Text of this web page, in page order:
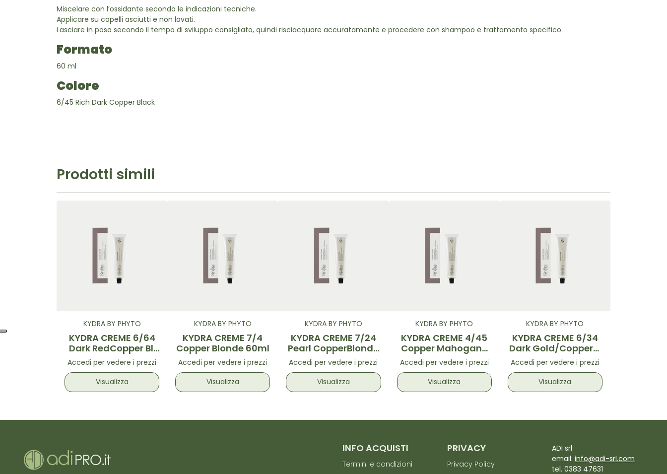
Miscelare con l’ossidante secondo le indicazioni tecniche.
Applicare su capelli asciutti e non lavati.
Lasciare in posa secondo il tempo di sviluppo consigliato, quindi risciacquare accuratamente e procedere con shampoo e trattamento specifico.
Formato
60 ml
Colore
6/45 Rich Dark Copper Black
Prodotti simili
KYDRA BY PHYTO
KYDRA CREME 6/64
Dark RedCopper Bl.
60ML
Accedi per vedere i prezzi
Visualizza
KYDRA BY PHYTO
KYDRA CREME 7/4
Copper Blonde 60ml
Accedi per vedere i prezzi
Visualizza
KYDRA BY PHYTO
KYDRA CREME 7/24
Pearl CopperBlonde
60ML
Accedi per vedere i prezzi
Visualizza
KYDRA BY PHYTO
KYDRA CREME 4/45
Copper Mahogany
Br 60ml
Accedi per vedere i prezzi
Visualizza
KYDRA BY PHYTO
KYDRA CREME 6/34
Dark Gold/CopperBl
60ml
Accedi per vedere i prezzi
Visualizza
INFO ACQUISTI
Termini e condizioni
PRIVACY
Privacy Policy
ADI srl
email: info@adi-srl.com
tel. 0383 47631